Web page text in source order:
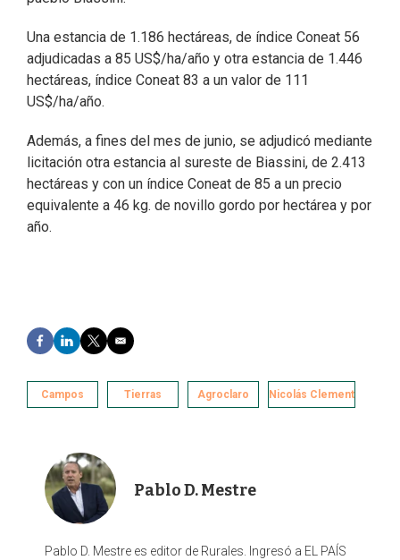
Una estancia de 1.186 hectáreas, de índice Coneat 56
adjudicadas a 85 US$/ha/año y otra estancia de 1.446
hectáreas, índice Coneat 83 a un valor de 111
US$/ha/año.
Además, a fines del mes de junio, se adjudicó mediante
licitación otra estancia al sureste de Biassini, de 2.413
hectáreas y con un índice Coneat de 85 a un precio
equivalente a 46 kg. de novillo gordo por hectárea y por
año.
F
a
e
b
L
i
k
e
n
T
w
t
E
m
l
Campos Tierras Agroclaro Nicolás Clement
Pablo D. Mestre
Pablo D. Mestre es editor de Rurales. Ingresó a EL PAÍS